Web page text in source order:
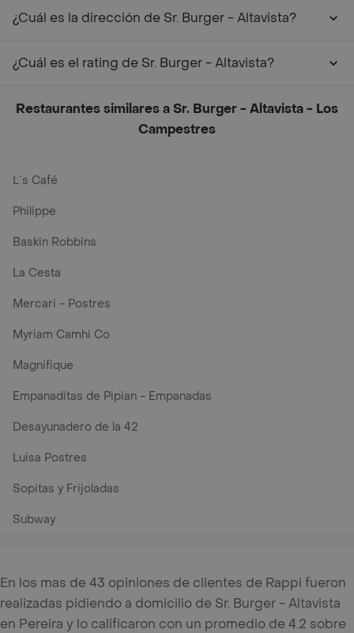
¿Cuál es la dirección de Sr. Burger - Altavista?
¿Cuál es el rating de Sr. Burger - Altavista?
Restaurantes similares a Sr. Burger - Altavista - Los
Campestres
L´s Café
Philippe
Baskin Robbins
La Cesta
Mercari - Postres
Myriam Camhi Co
Magnifique
Empanaditas de Pipian - Empanadas
Desayunadero de la 42
Luisa Postres
Sopitas y Frijoladas
Subway
En los mas de 43 opiniones de clientes de Rappi fueron
realizadas pidiendo a domicilio de Sr. Burger - Altavista
en Pereira y lo calificaron con un promedio de 4.2 sobre